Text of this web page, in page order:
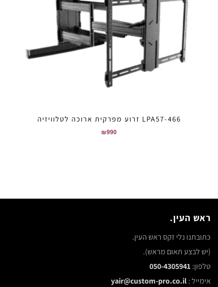
LPA57-466 זרוע מפרקית ארוכה לטלוויזיה
₪990
ראש העין.
כתובתנו נלי זקס ראש העין.
(יש לבצע תאום מראש).
טלפון: 050-4305941
אימייל :yair@custom-pro.co.il